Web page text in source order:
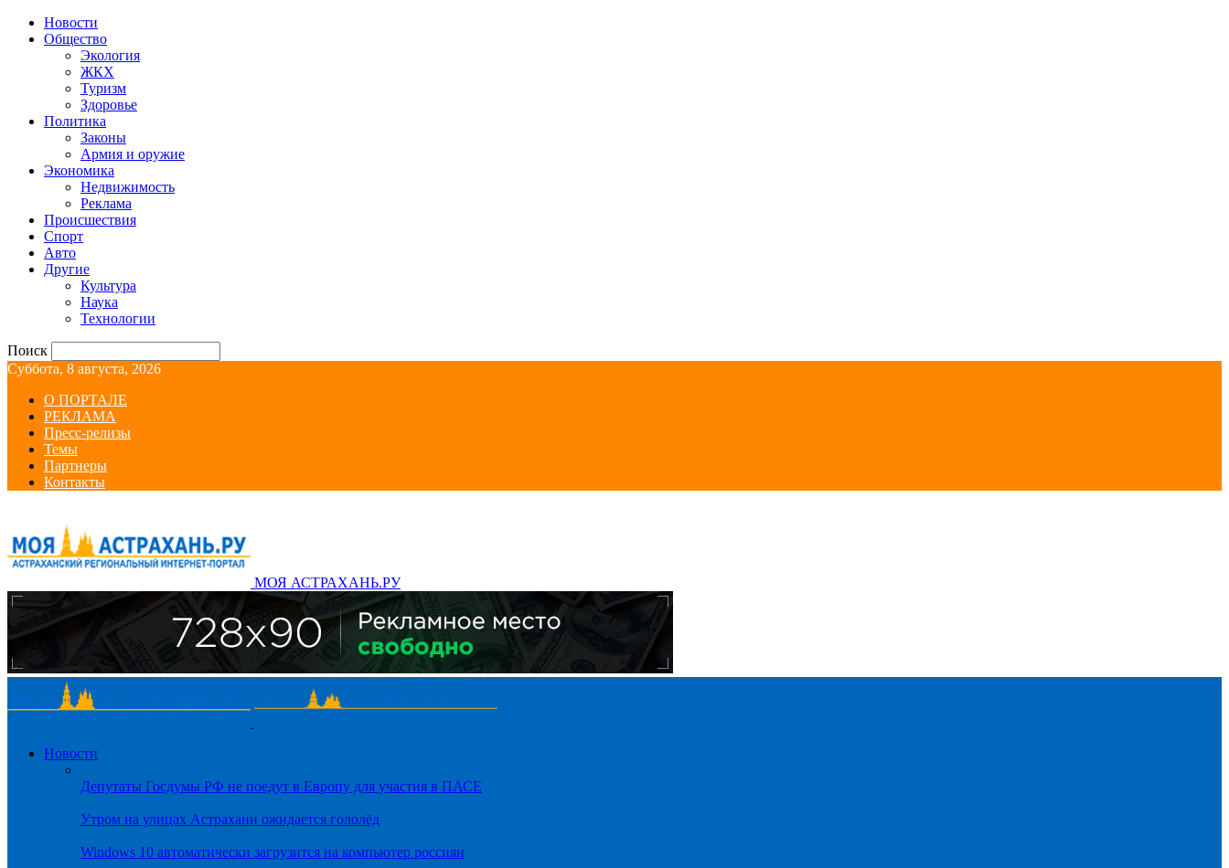
Новости
Общество
Экология
ЖКХ
Туризм
Здоровье
Политика
Законы
Армия и оружие
Экономика
Недвижимость
Реклама
Происшествия
Спорт
Авто
Другие
Культура
Наука
Технологии
Поиск
Суббота, 8 августа, 2026
О ПОРТАЛЕ
РЕКЛАМА
Пресс-релизы
Темы
Партнеры
Контакты
МОЯ АСТРАХАНЬ.РУ
Новости
Депутаты Госдумы РФ не поедут в Европу для участия в ПАСЕ
Утром на улицах Астрахани ожидается гололёд
Windows 10 автоматически загрузится на компьютер россиян